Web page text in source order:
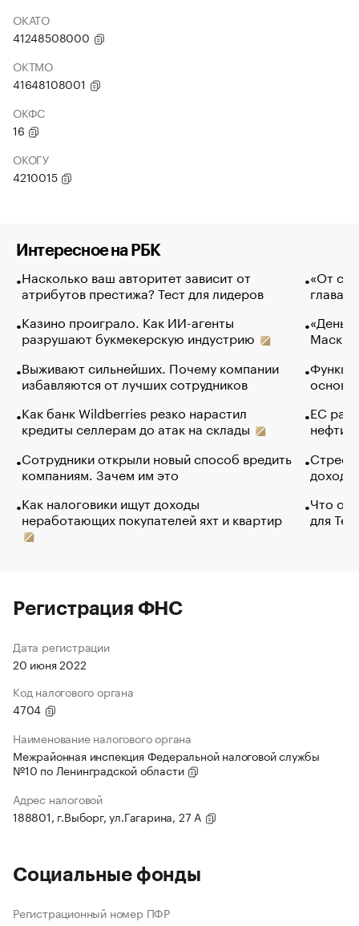
ОКАТО
41248508000
ОКТМО
41648108001
ОКФС
16
ОКОГУ
4210015
Интересное на РБК
Насколько ваш авторитет зависит от
атрибутов престижа? Тест для лидеров
Казино проиграло. Как ИИ-агенты
разрушают букмекерскую индустрию
Выживают сильнейших. Почему компании
избавляются от лучших сотрудников
Как банк Wildberries резко нарастил
кредиты селлерам до атак на склады
Сотрудники открыли новый способ вредить
компаниям. Зачем им это
Как налоговики ищут доходы
неработающих покупателей яхт и квартир
«От
глава
Маск в
основ
ЕС
нефти
Что
для
Регистрация ФНС
Дата регистрации
20 июня 2022
Код налогового органа
4704
Наименование налогового органа
Межрайонная инспекция Федеральной налоговой службы
№10 по Ленинградской области
Адрес налоговой
188801, г.Выборг, ул.Гагарина, 27 А
Социальные фонды
Регистрационный номер ПФР